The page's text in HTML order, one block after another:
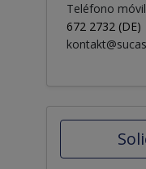
Teléfono
672 2732 (DE)